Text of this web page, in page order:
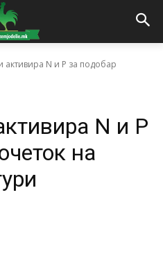
активира N и P за подобар
N и P
на